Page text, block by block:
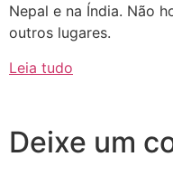
Nepal e na Índia. Não
outros lugares.
Leia tudo
Deixe um